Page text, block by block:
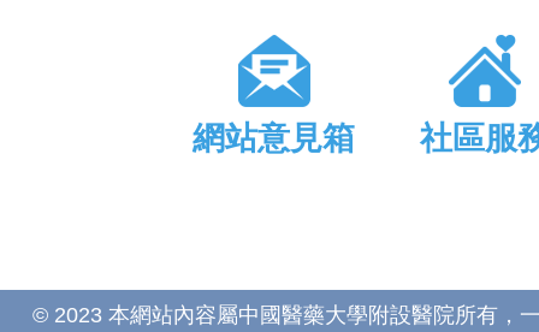
網站意見箱 社區服
© 2023 本網站內容屬中國醫藥大學附設醫院所有，